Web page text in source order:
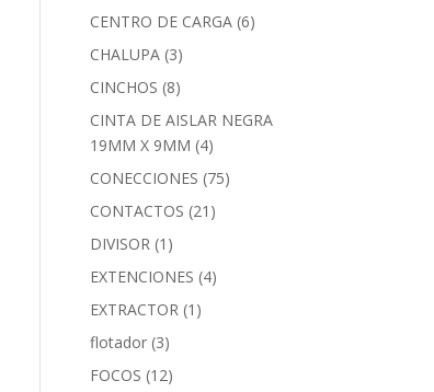
CENTRO DE CARGA (6)
CHALUPA (3)
CINCHOS (8)
CINTA DE AISLAR NEGRA
19MM X 9MM (4)
CONECCIONES (75)
CONTACTOS (21)
DIVISOR (1)
EXTENCIONES (4)
EXTRACTOR (1)
flotador (3)
FOCOS (12)